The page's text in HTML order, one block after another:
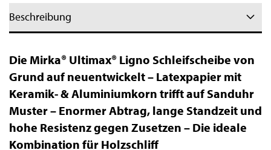
Beschreibung
Die Mirka® Ultimax® Ligno Schleifscheibe von
Grund auf neuentwickelt – Latexpapier mit
Keramik- & Aluminiumkorn trifft auf Sanduhr
Muster – Enormer Abtrag, lange Standzeit und
hohe Resistenz gegen Zusetzen – Die ideale
Kombination für Holzschliff